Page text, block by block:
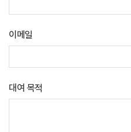
이메일
대여 목적